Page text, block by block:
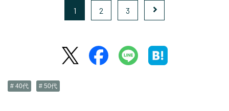
1 2 3
# 40代 # 50代